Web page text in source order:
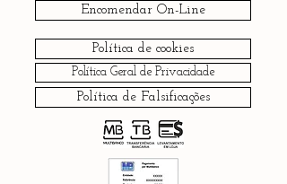
Encomendar On-Line
Política de cookies
Política Geral de Privacidade
Política de Falsificações